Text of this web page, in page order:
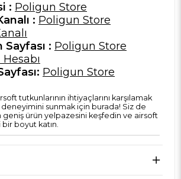
: Poligun Store
: Poligun Store
: Poligun Store
Poligun Store
tutkunlarının ihtiyaçlarını karşılamak
deneyimini sunmak için burada! Siz de
ürün yelpazesini keşfedin ve airsoft
bir boyut katın.